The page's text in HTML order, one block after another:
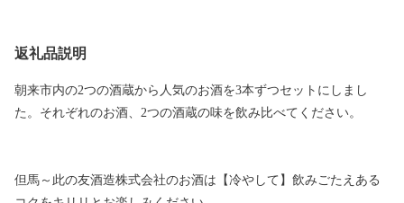
返礼品説明
朝来市内の2つの酒蔵から人気のお酒を3本ずつセットにしまし
た。それぞれのお酒、2つの酒蔵の味を飲み比べてください。
但馬～此の友酒造株式会社のお酒は【冷やして】飲みごたえある